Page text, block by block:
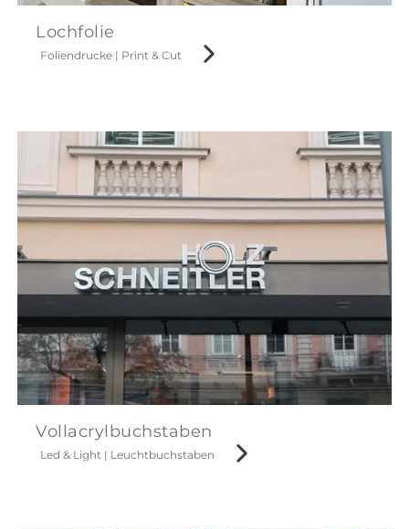
Lochfolie
Foliendrucke | Print & Cut
Vollacrylbuchstaben
Led & Light | Leuchtbuchstaben